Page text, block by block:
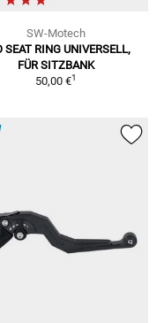
SW-Motech
SEAT RING UNIVERSELL,
FÜR SITZBANK
50,00 €1